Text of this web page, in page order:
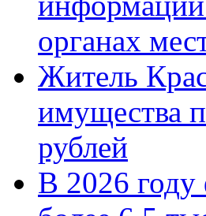
органах
Житель
имущества
рублей
В 2026 году